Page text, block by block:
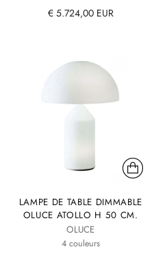
€ 5.724,00 EUR
LAMPE DE TABLE DIMMABLE
OLUCE ATOLLO H 50 CM.
OLUCE
4 couleurs